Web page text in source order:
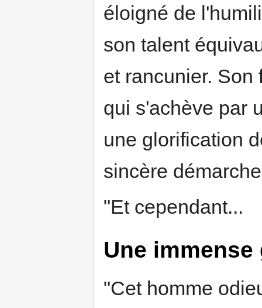
éloigné de
son talent
et rancunier.
qui s'achève par
une glorification
sincère
"Et cependant...
Une
"Cet homme